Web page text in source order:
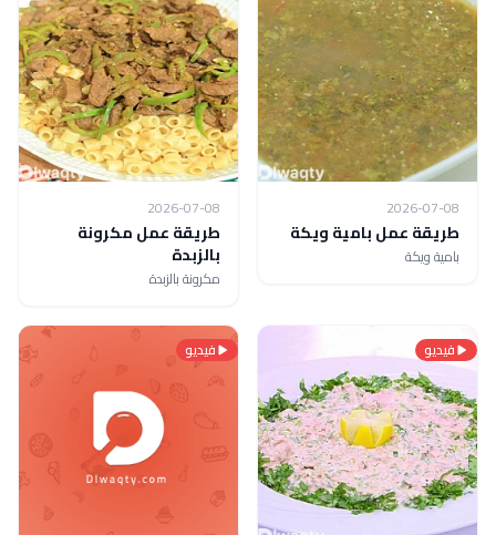
2026-07-08
طريقة عمل بامية ويكة
بامية ويكة
2026-07-08
طريقة عمل مكرونة
بالزبدة
مكرونة بالزبدة
فيديو فيديو